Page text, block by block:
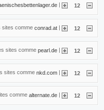
12
sites comme conrad.at | 12
sites comme pearl.de | 12
sites comme nkd.com | 12
comme alternate.de 12